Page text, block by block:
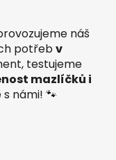
náš
potřebv
testujeme
mazlíčků i
s námi! 🐾